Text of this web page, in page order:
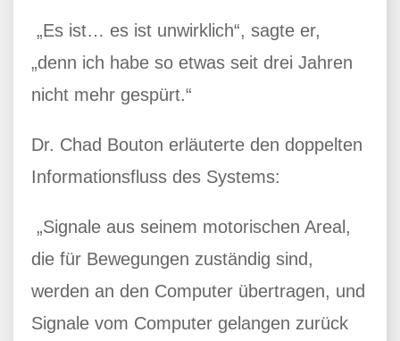
„Es ist… es ist unwirklich“, sagte er,
„denn ich habe so etwas seit drei Jahren
nicht mehr gespürt.“
Dr. Chad Bouton erläuterte den doppelten
Informationsfluss des Systems:
„Signale aus seinem motorischen Areal,
die für Bewegungen zuständig sind,
werden an den Computer übertragen, und
Signale vom Computer gelangen zurück